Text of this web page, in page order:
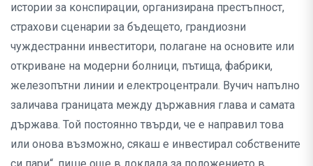
истории за конспирации, организирана престъпност,
страхови сценарии за бъдещето, грандиозни
чуждестранни инвеститори, полагане на основите или
откриване на модерни болници, пътища, фабрики,
железопътни линии и електроцентрали. Вучич напълно
заличава границата между държавния глава и самата
държава. Той постоянно твърди, че е направил това
или онова възможно, сякаш е инвестирал собствените